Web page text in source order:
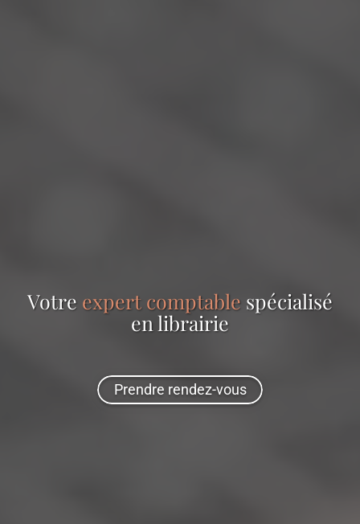
Votre expert comptable spécialisé
enlibrairie
Prendre rendez-vous